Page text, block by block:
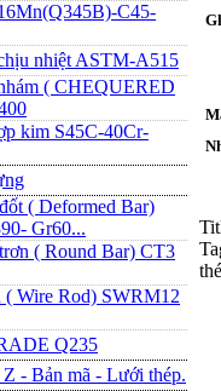
C45-
nhiệt ASTM-A515
( CHEQUERED
kim S45C-40Cr-
( Deformed Bar)
Gr60...
( Round Bar) CT3
( Wire Rod) SWRM12
Q235
- Bản mã - L­ưới thép.